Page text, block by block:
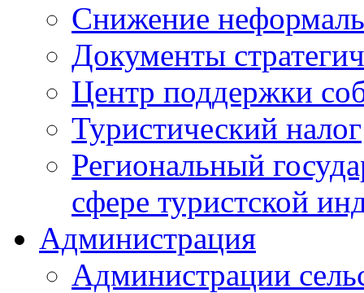
Снижение
Документы
Центр поддержки
Туристический налог
Региональный
сфере туристской
Администрация
Администрации